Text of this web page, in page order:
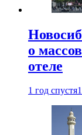
о
отеле
1 год спустя